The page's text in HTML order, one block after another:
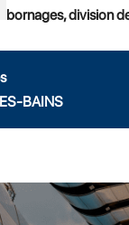
bornages, division
BAINS